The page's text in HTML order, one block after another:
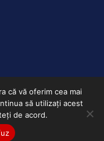
că vă oferim cea mai
să utilizați acest
de acord.